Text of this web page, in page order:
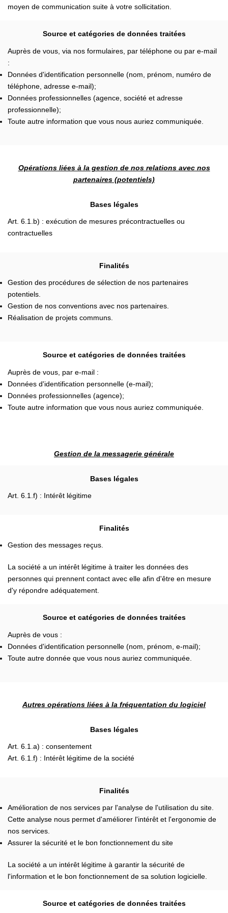
moyen de communication suite à votre sollicitation.
Source et catégories de données traitées
Auprès de vous, via nos formulaires, par téléphone ou par e-mail
:
Données d'identification personnelle (nom, prénom, numéro de
téléphone, adresse e-mail);
Données professionnelles (agence, société et adresse
professionnelle);
Toute autre information que vous nous auriez communiquée.
Opérations liées à la gestion de nos relations avec nos
partenaires (potentiels)
Bases légales
Art. 6.1.b) : exécution de mesures précontractuelles ou
contractuelles
Finalités
Gestion des procédures de sélection de nos partenaires
potentiels.
Gestion de nos conventions avec nos partenaires.
Réalisation de projets communs.
Source et catégories de données traitées
Auprès de vous, par e-mail :
Données d'identification personnelle (e-mail);
Données professionnelles (agence);
Toute autre information que vous nous auriez communiquée.
Gestion de la messagerie générale
Bases légales
Art. 6.1.f) : Intérêt légitime
Finalités
Gestion des messages reçus.
La société a un intérêt légitime à traiter les données des
personnes qui prennent contact avec elle afin d'être en mesure
d'y répondre adéquatement.
Source et catégories de données traitées
Auprès de vous :
Données d'identification personnelle (nom, prénom, e-mail);
Toute autre donnée que vous nous auriez communiquée.
Autres opérations liées à la fréquentation du logiciel
Bases légales
Art. 6.1.a) : consentement
Art. 6.1.f) : Intérêt légitime de la société
Finalités
Amélioration de nos services par l'analyse de l'utilisation du site.
Cette analyse nous permet d'améliorer l'intérêt et l'ergonomie de
nos services.
Assurer la sécurité et le bon fonctionnement du site
La société a un intérêt légitime à garantir la sécurité de
l'information et le bon fonctionnement de sa solution logicielle.
Source et catégories de données traitées